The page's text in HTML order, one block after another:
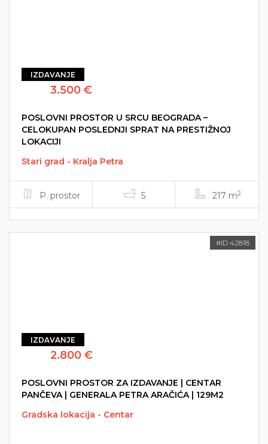
IZDAVANJE
3.500 €
POSLOVNI PROSTOR U SRCU BEOGRADA –
CELOKUPAN POSLEDNJI SPRAT NA PRESTIŽNOJ
LOKACIJI
Stari grad - Kralja Petra
P. prostor 5 217 m2
#ID 42818
IZDAVANJE
2.800 €
POSLOVNI PROSTOR ZA IZDAVANJE | CENTAR
PANČEVA | GENERALA PETRA ARAČIĆA | 129M2
Gradska lokacija - Centar